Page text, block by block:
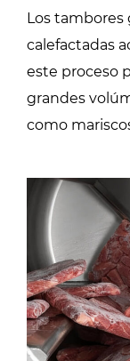
Los tambores
calefactadas
este proceso
grandes
como